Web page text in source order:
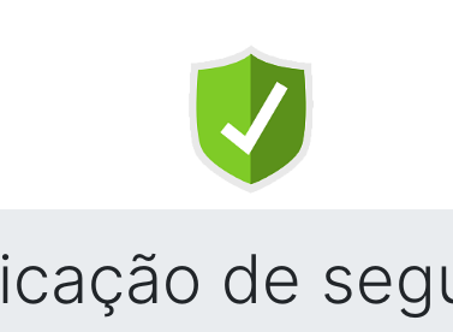
de